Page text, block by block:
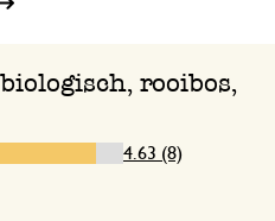
rooibos,
4.63 (8)
2025